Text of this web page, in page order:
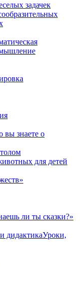
задачек
знаете о
для детей
ли ты сказки?»
дидактикаУроки,